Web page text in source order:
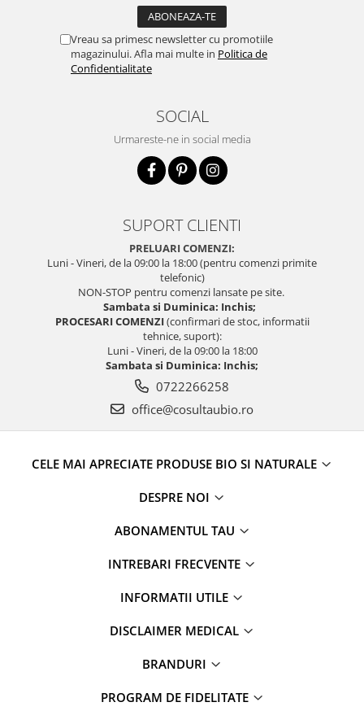
Vreau sa primesc newsletter cu promotiile
magazinului. Afla mai multe in Politica de
Confidentialitate
SOCIAL
Urmareste-ne in social media
SUPORT CLIENTI
PRELUARI COMENZI:
Luni - Vineri, de la 09:00 la 18:00 (pentru comenzi primite
telefonic)
NON-STOP pentru comenzi lansate pe site.
Sambata si Duminica: Inchis;
PROCESARI COMENZI(confirmari de stoc, informatii
tehnice, suport):
Luni - Vineri, de la 09:00 la 18:00
Sambata si Duminica: Inchis;
0722266258
office@cosultaubio.ro
CELE MAI APRECIATE PRODUSE BIO SI NATURALE
DESPRE NOI
ABONAMENTUL TAU
INTREBARI FRECVENTE
INFORMATII UTILE
DISCLAIMER MEDICAL
BRANDURI
PROGRAM DE FIDELITATE